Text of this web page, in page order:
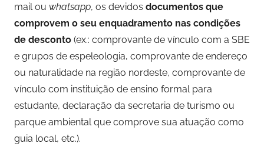
mail ou whatsapp, os devidos documentos que
comprovem o seu enquadramento nas condições
de desconto (ex.: comprovante de vínculo com a SBE
e grupos de espeleologia, comprovante de endereço
ou naturalidade na região nordeste, comprovante de
vínculo com instituição de ensino formal para
estudante, declaração da secretaria de turismo ou
parque ambiental que comprove sua atuação como
guia local, etc.).